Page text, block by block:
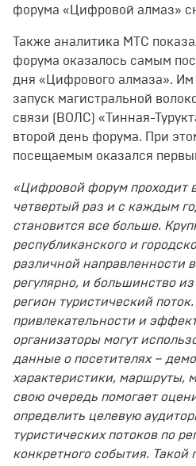
форума «Цифровой алмаз»
Также аналитика МТС
форума оказалось самым
дня «Цифрового алмаза».
запуск магистральной
связи (ВОЛС) «Тинная-
второй день форума. При
посещаемым оказался
«Цифровой форум проходит
четвертый раз и с каждым
становится все больше.
республиканского и
различной направленности
регулярно, и большинство
регион туристический
привлекательности и
организаторы могут
данные о посетителях –
характеристики, маршруты,
свою очередь помогает
определить целевую
туристических потоков по
конкретного события. Такой